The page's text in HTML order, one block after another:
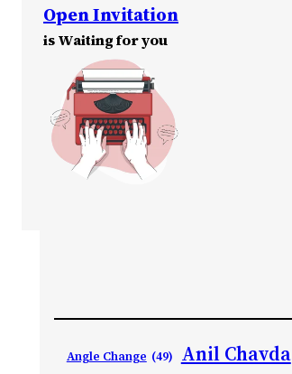
Open Invitation
is Waiting for you
Angle Change (49) Anil Chavda